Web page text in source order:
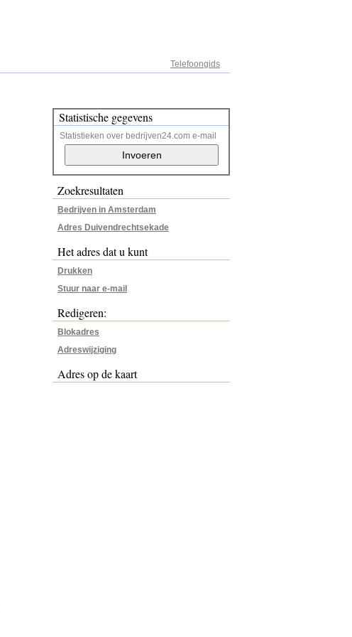
Telefoongids
Statistische gegevens
Statistieken over bedrijven24.com e-mail
Zoekresultaten
Bedrijven in Amsterdam
Adres Duivendrechtsekade
Het adres dat u kunt
Drukken
Stuur naar e-mail
Redigeren:
Blokadres
Adreswijziging
Adres op de kaart